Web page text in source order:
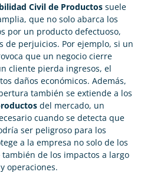
Civil de Productos suele
que no solo abarca los
por un producto defectuoso,
de perjuicios. Por ejemplo, si un
que un negocio cierre
cliente pierda ingresos, el
daños económicos. Además,
también se extiende a los
del mercado, un
cuando se detecta que
ser peligroso para los
a la empresa no solo de los
de los impactos a largo
operaciones.